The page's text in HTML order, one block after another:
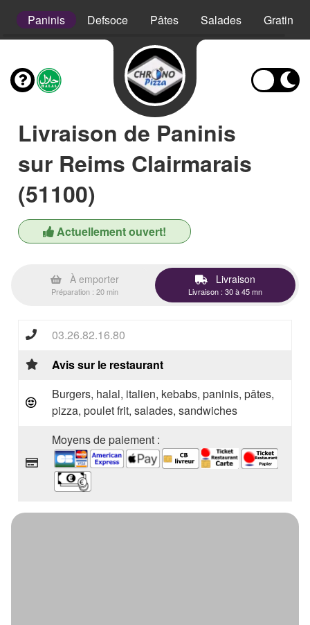
Paninis Defsoce Pâtes Salades Gratins
Livraison de Paninis
sur Reims Clairmarais
(51100)
Actuellement ouvert!
À emporter
Préparation : 20 min
Livraison
Livraison : 30 à 45 mn
03.26.82.16.80
Avis sur le restaurant
Burgers, halal, italien, kebabs, paninis, pâtes,
pizza, poulet frit, salades, sandwiches
Moyens de paiement :